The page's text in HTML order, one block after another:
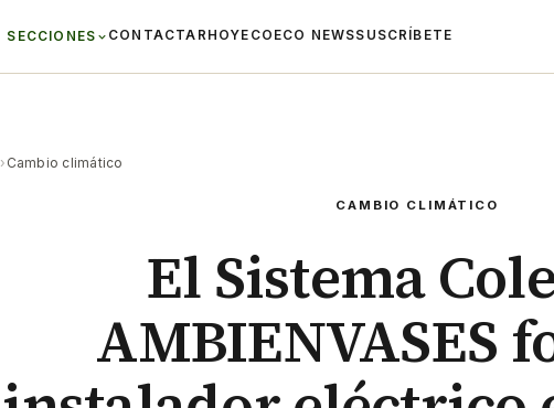
SECCIONES CONTACTAR HOYECO ECO NEWSSUSCRÍBETE
› Cambio climático
CAMBIO CLIMÁTICO
El Sistema
AMBIENVASES